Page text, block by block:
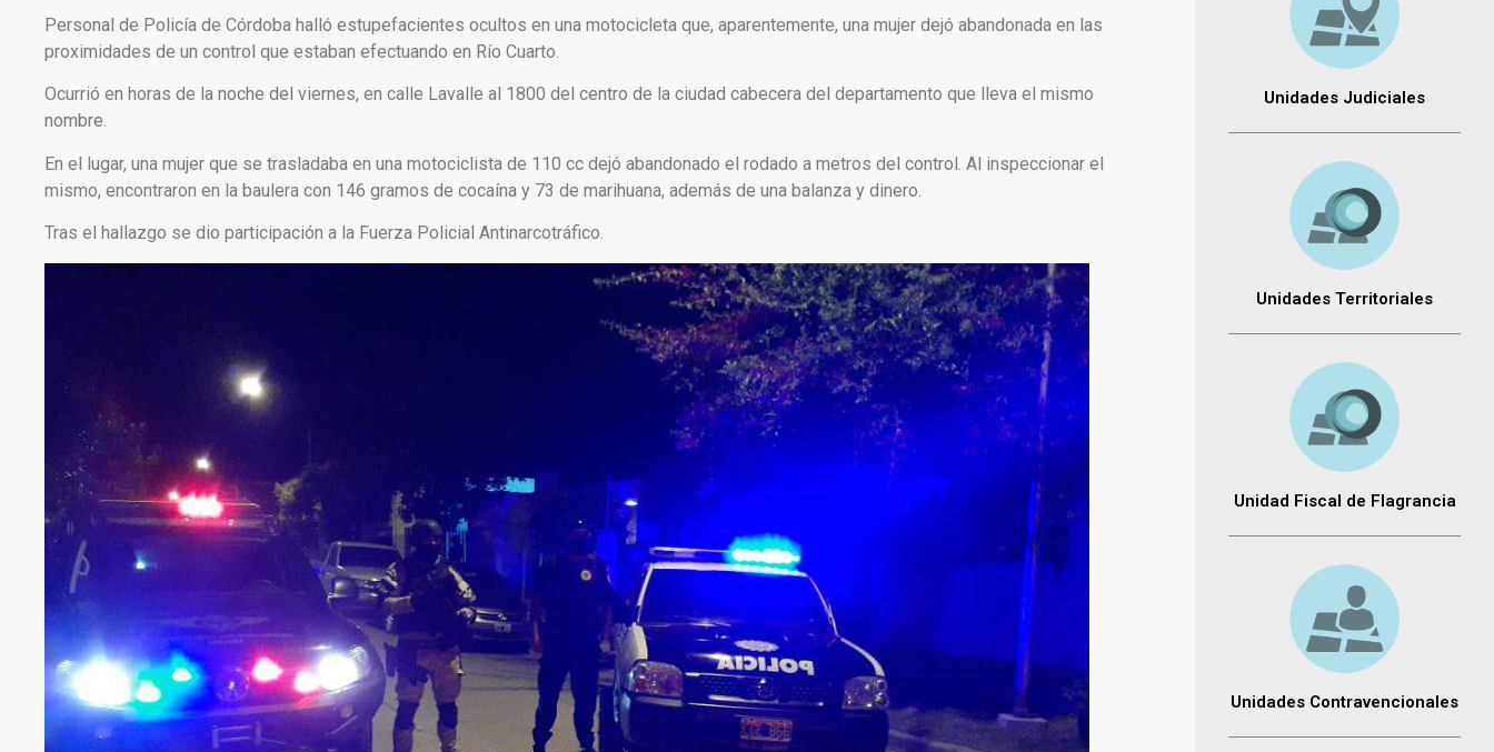
Personal de Policía de Córdoba halló estupefacientes ocultos en una motocicleta que, aparentemente, una mujer dejó abandonada en las
proximidades de un control que estaban efectuando en Río Cuarto.
Ocurrió en horas de la noche del viernes, en calle Lavalle al 1800 del centro de la ciudad cabecera del departamento que lleva el mismo
nombre.
En el lugar, una mujer que se trasladaba en una motociclista de 110 cc dejó abandonado el rodado a metros del control. Al inspeccionar el
mismo, encontraron en la baulera con 146 gramos de cocaína y 73 de marihuana, además de una balanza y dinero.
Tras el hallazgo se dio participación a la Fuerza Policial Antinarcotráfico.
Unidades Judiciales
Unidades Territoriales
Unidad Fiscal de Flagrancia
Unidades Contravencionales